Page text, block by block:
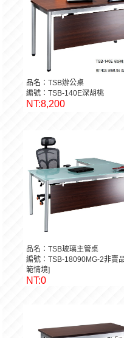
品名：TSB辦公桌
編號：TSB-140E深胡桃
NT:8,200
品名：TSB玻璃主管桌
編號：TSB-18090MG-2非賣
範情境]
NT:0